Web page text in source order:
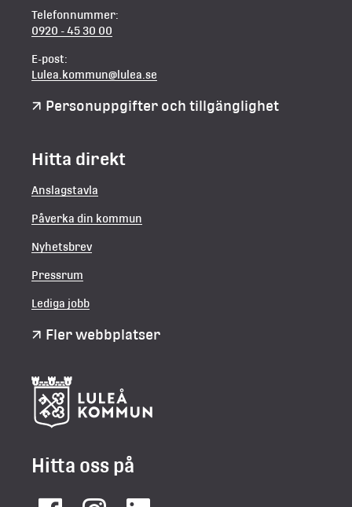
Telefonnummer:
0920 - 45 30 00
E-post:
Lulea.kommun@lulea.se
Personuppgifter och tillgänglighet
Hitta direkt
Anslagstavla
Påverka din kommun
Nyhetsbrev
Pressrum
Lediga jobb
Fler webbplatser
Hitta oss på